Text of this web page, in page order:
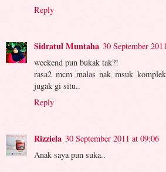
Reply
Sidratul Muntaha 30 September
weekend pun bukak tak?!
rasa2 mcm malas nak msuk
jugak gi situ..
Reply
Rizziela 30 September 2011 at 09:06
Anak saya pun suka..